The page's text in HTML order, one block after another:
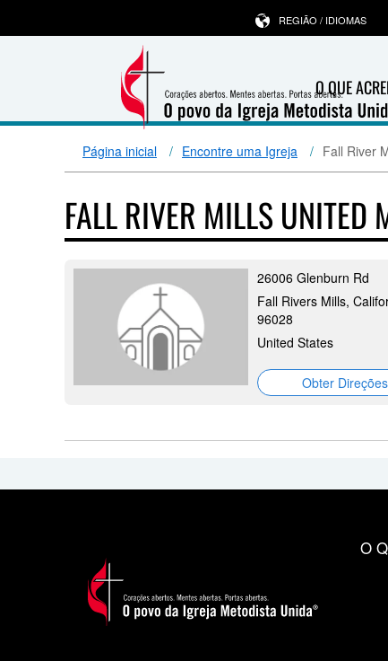
O QUE
REGIÃO / IDIOMAS
Página inicial Encontre uma Igreja Fall River
FALL RIVER MILLS UNITED
26006 Glenburn Rd
Fall Rivers Mills,
96028
United States
Obter Direções
O